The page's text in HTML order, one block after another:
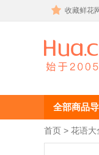
收藏鲜花
元宵
元宵
, 元
全部商品
首页 > 花语大